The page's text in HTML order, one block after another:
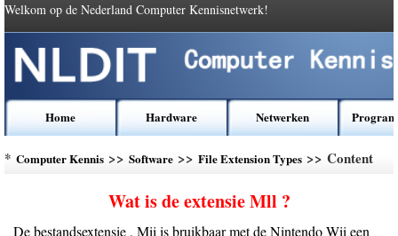
Welkom op de Nederland Computer Kennisnetwerk!
Home Hardware Netwerken
* Computer Kennis >> Software >> File Extension Types >> Content
Wat is de extensie Mll ?
De bestandsextensie . Mii is bruikbaar met de Nintendo Wii een